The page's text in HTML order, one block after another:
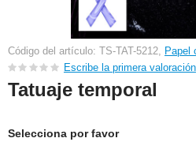
Código del artículo: TS-TAT-5212, Papel
Escribe la primera valoración
Tatuaje temporal
Selecciona por favor